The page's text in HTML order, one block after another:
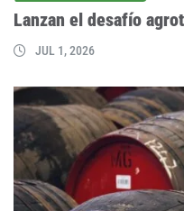
Lanzan el desafío
JUL 1, 2026